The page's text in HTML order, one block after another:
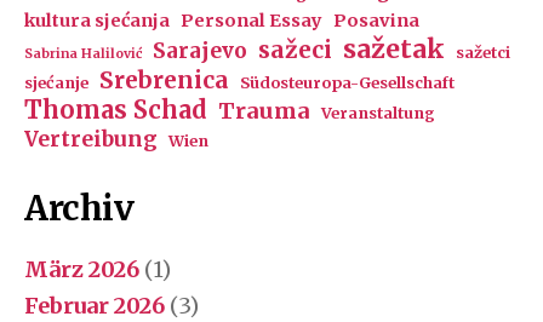
kultura sjećanja Personal Essay Posavina
Sabrina Halilović Sarajevo sažeci sažetak
sažetci
sjećanje
Srebrenica Südosteuropa-Gesellschaft
Thomas Schad Trauma Veranstaltung
Vertreibung Wien
Archiv
März 2026 (1)
Februar 2026 (3)